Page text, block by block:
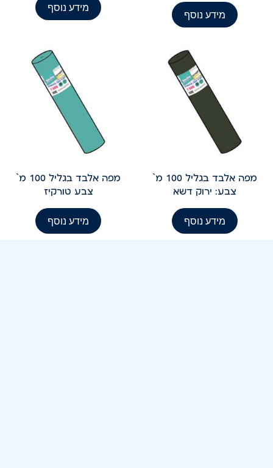
מידע נוסף
מידע נוסף
מפה אלבד בגליל 100 מ`
צבע: ירוק דשא
מידע נוסף
מפה אלבד בגליל 100 מ`
צבע טורקיז
מידע נוסף